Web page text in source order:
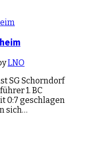
LNO
SG Schorndorf
1. BC
0:7 geschlagen
sich…